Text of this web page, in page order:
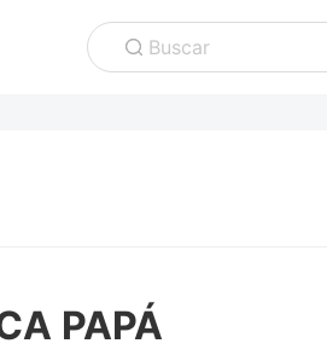
Buscar
PAPÁ